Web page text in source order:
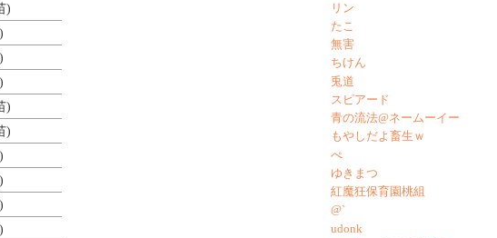
)
)
)
リン
たこ
無害
ちけん
兎道
スピアード
青の流法@ネームーイー
もやしだよ畜生ｗ
ぺ
ゆきまつ
紅魔狂保育園桃組
@`
udonk